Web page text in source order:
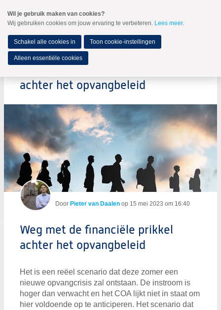
naar
Spring
de
inhoud
Spring
naar
hoofdmenu
MENU
Zoeken
achter het opvangbeleid
Door Pieter van Daalen op 15 mei 2023 om 16:40
Weg met de financiële prikkel
achter het opvangbeleid
Het is een reëel scenario dat deze zomer een
nieuwe opvangcrisis zal ontstaan. De instroom is
hoger dan verwacht en het COA lijkt niet in staat om
hier voldoende op te anticiperen. Het scenario dat
Wil je gebruik maken van cookies?
Wij gebruiken cookies om jouw ervaring te verbeteren. Lees meer.
Schakel alle cookies in Toon cookie-instellingen
Alleen essentiële cookies